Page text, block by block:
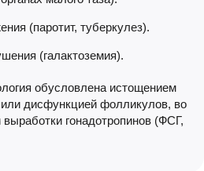
(паротит, туберкулез).
(галактоземия).
обусловлена истощением
дисфункцией фолликулов, во
гонадотропинов (ФСГ,